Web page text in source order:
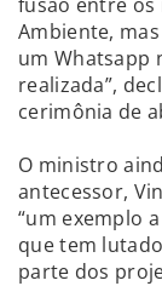
Ambiente,
um Whatsapp
realizada”,
cerimônia de
O ministro
antecessor,
“um exemplo
que tem
parte dos